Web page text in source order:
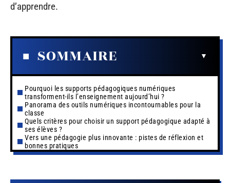
d’apprendre.
SOMMAIRE
Pourquoi les supports pédagogiques numériques
transforment-ils l’enseignement aujourd’hui ?
Panorama des outils numériques incontournables pour la
classe
Quels critères pour choisir un support pédagogique adapté à
ses élèves ?
Vers une pédagogie plus innovante : pistes de réflexion et
bonnes pratiques